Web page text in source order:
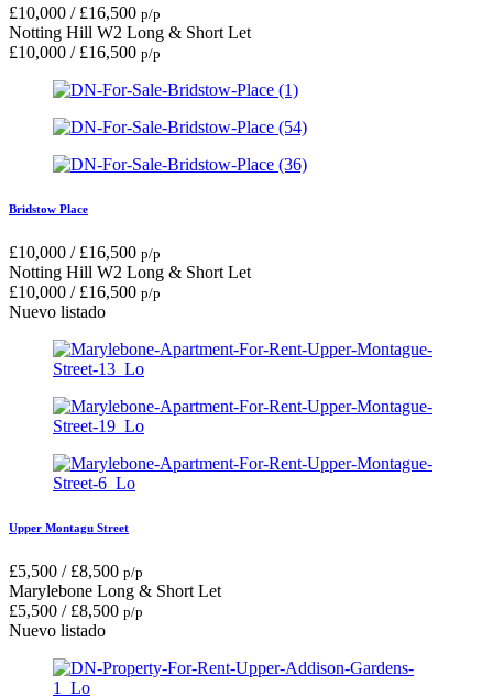
£10,000 / £16,500 p/p
Notting Hill W2 Long & Short Let
£10,000 / £16,500 p/p
Bridstow Place
£10,000 / £16,500 p/p
Notting Hill W2 Long & Short Let
£10,000 / £16,500 p/p
Nuevo listado
Upper Montagu Street
£5,500 / £8,500 p/p
Marylebone Long & Short Let
£5,500 / £8,500 p/p
Nuevo listado